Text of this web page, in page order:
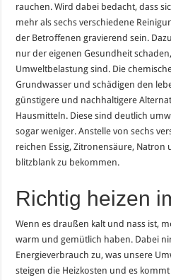
rauchen. Wird dabei bedacht, dass
mehr als sechs verschiedene
der Betroffenen gravierend sein.
nur der eigenen Gesundheit
Umweltbelastung sind. Die
Grundwasser und schädigen den
günstigere und nachhaltigere
Hausmitteln. Diese sind deutlich
sogar weniger. Anstelle von sechs
reichen Essig, Zitronensäure, Natron
blitzblank zu bekommen.
Richtig heizen
Wenn es draußen kalt und nass ist,
warm und gemütlich haben. Dabei
Energieverbrauch zu, was unsere
steigen die Heizkosten und es